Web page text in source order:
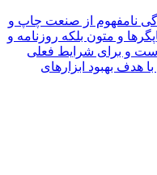
نامفهوم از صنعت چاپ و
و متون بلکه روزنامه و
و برای شرایط فعلی
هدف بهبود ابزارهای